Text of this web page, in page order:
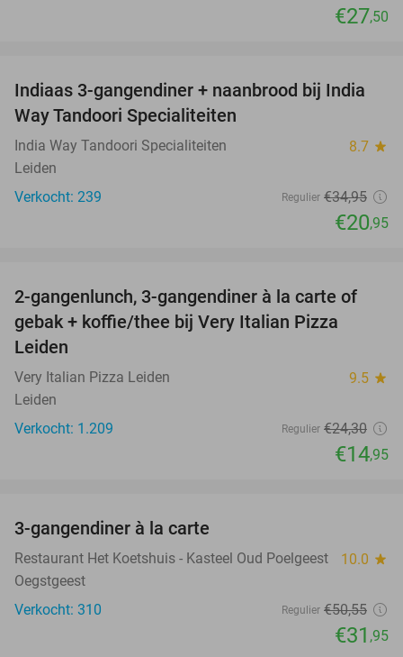
€27,50
40%
Indiaas 3-gangendiner + naanbrood bij India
Way Tandoori Specialiteiten
India Way Tandoori Specialiteiten 8.7 star
Leiden
Verkocht: 239
Regulier €34,95
€20,95
38%
2-gangenlunch, 3-gangendiner à la carte of
gebak + koffie/thee bij Very Italian Pizza
Leiden
Very Italian Pizza Leiden 9.5 star
Leiden
Verkocht: 1.209
Regulier €24,30
€14,95
3-gangendiner à la carte
Restaurant Het Koetshuis - Kasteel Oud Poelgeest 10.0 star
Oegstgeest
Verkocht: 310
Regulier €50,55
€31 ,95